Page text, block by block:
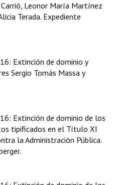
Leonor María Martínez
Terada. Expediente
Extinción de dominio y
Sergio Tomás Massa y
Extinción de dominio de los
tipificados en el Título XI
la Administración Pública.